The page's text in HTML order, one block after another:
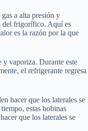
a alta presión y
del frigorífico. Aquí es
es la razón por la que
y vaporiza. Durante este
el refrigerante regresa
hacer que los laterales se
estas bobinas
que los laterales se